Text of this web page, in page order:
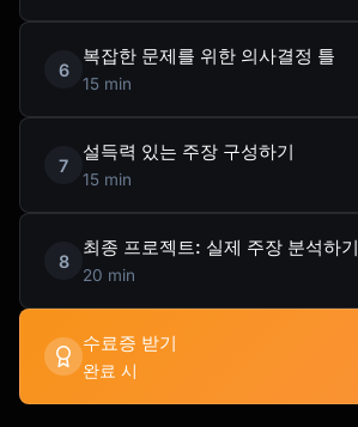
6
복잡한 문제를 위한 의사결정 틀
15 min
7
설득력 있는 주장 구성하기
15 min
8
최종 프로젝트: 실제 주장 분석하기
20 min
수료증 받기
완료 시